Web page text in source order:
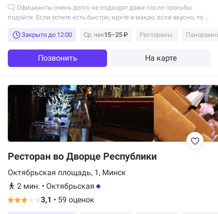
подойти. Если хотите есть быстро, идите в макдо, если вкусно, то в
Закрыто до 12:00
Ср. чек15–25 ₽ Рестораны
Позвонить На карте
Ресторан во Дворце Республики
Октябрьская площадь, 1, Минск
2 мин. • Октябрьская
3,1 • 59 оценок